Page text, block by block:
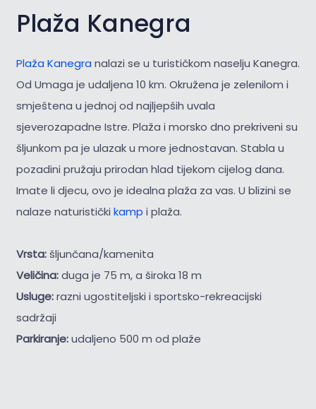
Plaža Kanegra
Plaža Kanegra nalazi se u turističkom naselju Kanegra.
Od Umaga je udaljena 10 km. Okružena je zelenilom i
smještena u jednoj od najljepših uvala
sjeverozapadne Istre. Plaža i morsko dno prekriveni su
šljunkom pa je ulazak u more jednostavan. Stabla u
pozadini pružaju prirodan hlad tijekom cijelog dana.
Imate li djecu, ovo je idealna plaža za vas. U blizini se
nalaze naturistički kamp i plaža.
Vrsta:šljunčana/kamenita
Veličina:duga je 75 m, a široka 18 m
Usluge:razni ugostiteljski i sportsko-rekreacijski
sadržaji
Parkiranje:udaljeno 500 m od plaže